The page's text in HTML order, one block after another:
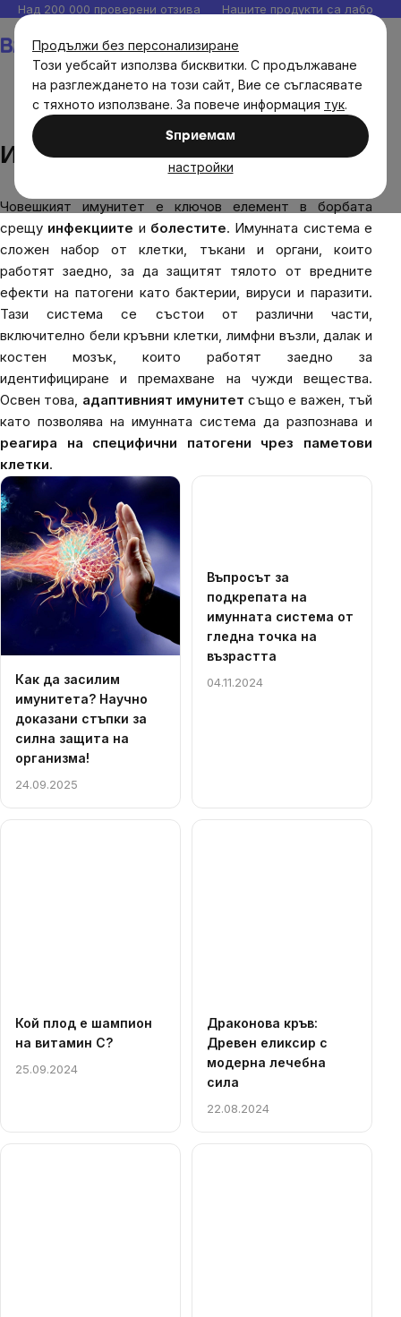
Продължи без персонализиране
Този уебсайт използва бисквитки. С продължаване
на разглеждането на този сайт, Вие се съгласявате
с тяхното използване. За повече информация тук.
Sпpиeмaм
настройки
Прескочи
към
съдържанието
Над 200 000 проверени отзива Нашите продукти са
Имунитет
Човешкият имунитет е ключов елемент в борбата
срещу инфекциите и болестите. Имунната система е
сложен набор от клетки, тъкани и органи, които
работят заедно, за да защитят тялото от вредните
ефекти на патогени като бактерии, вируси и паразити.
Тази система се състои от различни части,
включително бели кръвни клетки, лимфни възли, далак и
костен мозък, които работят заедно за
идентифициране и премахване на чужди вещества.
Освен това, адаптивният имунитет също е важен, тъй
като позволява на имунната система да разпознава и
реагира на специфични патогени чрез паметови
клетки.
List
of
articles
Как да засилим
имунитета? Научно
доказани стъпки за
силна защита на
организма!
24.09.2025
Въпросът за
подкрепата на
имунната система от
гледна точка на
възрастта
04.11.2024
Кой плод е шампион
на витамин С?
25.09.2024
Драконова кръв:
Древен еликсир с
модерна лечебна
сила
22.08.2024